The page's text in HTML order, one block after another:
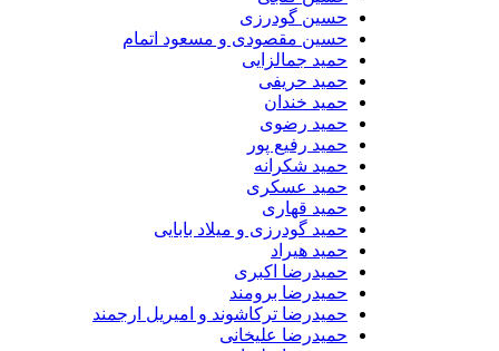
حسین گودرزی
حسین مقصودی و مسعود اتمام
حمید جمالزایی
حمید حریفی
حمید خندان
حمید رضوی
حمید رفیع پور
حمید شکرانه
حمید عسکری
حمید قهاری
حمید گودرزی و میلاد بابایی
حمید هیراد
حمیدرضا اکبری
حمیدرضا برومند
حمیدرضا ترکاشوند و امیریل ارجمند
حمیدرضا علیخانی